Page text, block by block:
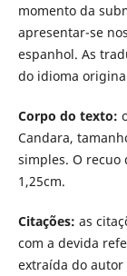
momento da
apresentar-se
espanhol. As
do idioma
Corpo do texto:
Candara,
simples. O
1,25cm.
Citações: as
com a devida
extraída do autor